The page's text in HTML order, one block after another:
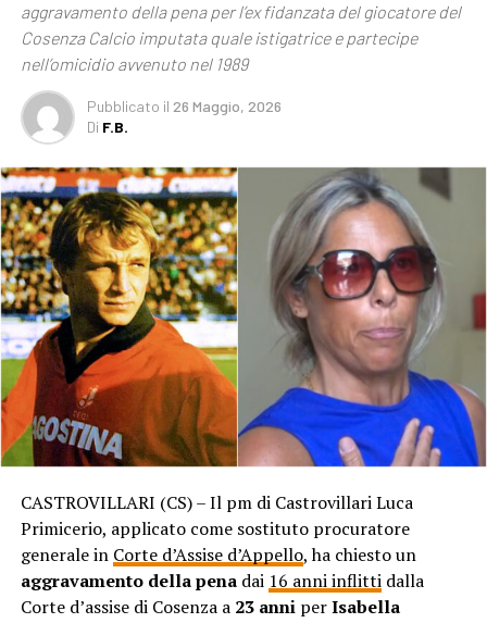
aggravamento della pena per l’ex fidanzata del giocatore del
Cosenza Calcio imputata quale istigatrice e partecipe
nell’omicidio avvenuto nel 1989
Pubblicato il 26 Maggio, 2026
Di F.B.
CASTROVILLARI (CS) – Il pm di Castrovillari Luca
Primicerio, applicato come sostituto procuratore
generale in Corte d’Assise d’Appello, ha chiesto un
aggravamento della penadai 16 anni inflittidalla
Corte d’assise di Cosenza a 23 anniperIsabella